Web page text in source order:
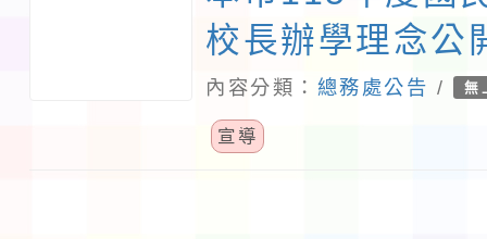
校長辦學理念公
內容分類： 總務處公告 / 無
宣導